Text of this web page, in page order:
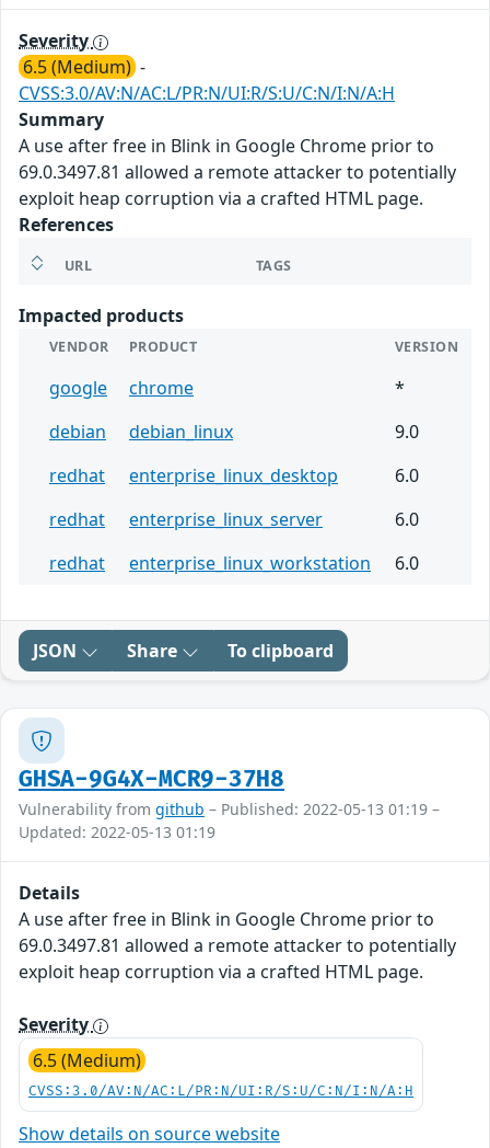
Severity
6.5 (Medium) -
CVSS:3.0/AV:N/AC:L/PR:N/UI:R/S:U/C:N/I:N/A:H
Summary
A use after free in Blink in Google Chrome prior to
69.0.3497.81 allowed a remote attacker to potentially
exploit heap corruption via a crafted HTML page.
References
URL TAGS
Impacted products
VENDOR PRODUCT VERSION
google chrome
*
debian
debian_linux
9.0
redhat
enterprise_linux_desktop
6.0
redhat
enterprise_linux_server
6.0
redhat
enterprise_linux_workstation 6.0
JSON Share To clipboard
GHSA-9G4X-MCR9-37H8
Vulnerability from github – Published: 2022-05-13 01:19 –
Updated: 2022-05-13 01:19
Details
A use after free in Blink in Google Chrome prior to
69.0.3497.81 allowed a remote attacker to potentially
exploit heap corruption via a crafted HTML page.
Severity
6.5 (Medium)
CVSS:3.0/AV:N/AC:L/PR:N/UI:R/S:U/C:N/I:N/A:H
Show details on source website